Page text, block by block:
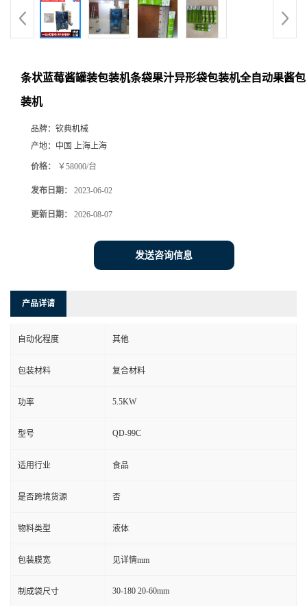
条状蓝莓酱罐装包装机条袋果汁异形袋包装机全自动果酱包
装机
品牌： 钦典机械
产地： 中国 上海上海
价格： ￥58000/台
发布日期： 2023-06-02
更新日期： 2026-08-07
发送咨询信息
产品详请
自动化程度 其他
包装材料 复合材料
功率 5.5KW
型号 QD-99C
适用行业 食品
是否跨境货源 否
物料类型 液体
包装膜宽 见详情mm
制成袋尺寸 30-180 20-60mm